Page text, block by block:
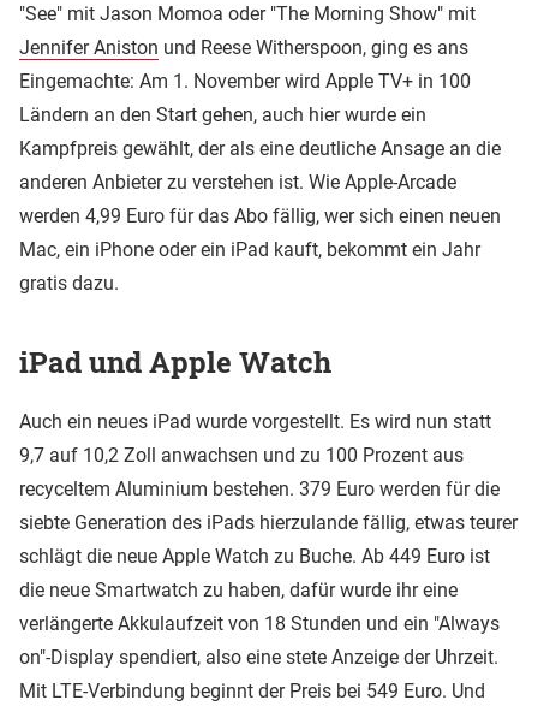
"See" mit Jason Momoa oder "The Morning Show" mit
Jennifer Aniston und Reese Witherspoon, ging es ans
Eingemachte: Am 1. November wird Apple TV+ in 100
Ländern an den Start gehen, auch hier wurde ein
Kampfpreis gewählt, der als eine deutliche Ansage an die
anderen Anbieter zu verstehen ist. Wie Apple-Arcade
werden 4,99 Euro für das Abo fällig, wer sich einen neuen
Mac, ein iPhone oder ein iPad kauft, bekommt ein Jahr
gratis dazu.
iPad und Apple Watch
Auch ein neues iPad wurde vorgestellt. Es wird nun statt
9,7 auf 10,2 Zoll anwachsen und zu 100 Prozent aus
recyceltem Aluminium bestehen. 379 Euro werden für die
siebte Generation des iPads hierzulande fällig, etwas teurer
schlägt die neue Apple Watch zu Buche. Ab 449 Euro ist
die neue Smartwatch zu haben, dafür wurde ihr eine
verlängerte Akkulaufzeit von 18 Stunden und ein "Always
on"-Display spendiert, also eine stete Anzeige der Uhrzeit.
Mit LTE-Verbindung beginnt der Preis bei 549 Euro. Und